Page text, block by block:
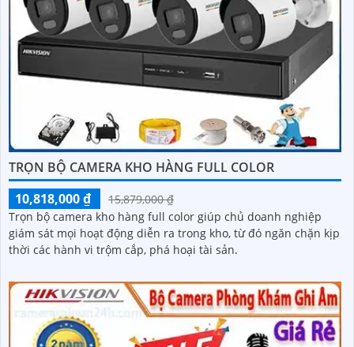
TRỌN BỘ CAMERA KHO HÀNG FULL COLOR
10,818,000 ₫
15,879,000 ₫
Trọn bộ camera kho hàng full color giúp chủ doanh nghiệp
giám sát mọi hoạt động diễn ra trong kho, từ đó ngăn chặn kịp
thời các hành vi trộm cắp, phá hoại tài sản.